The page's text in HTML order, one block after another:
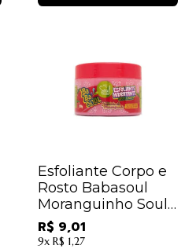
Esfoliante Corpo e
Rosto Babasoul
Moranguinho Soul
Cosméticos
R$ 9,01
9x R$ 1,27